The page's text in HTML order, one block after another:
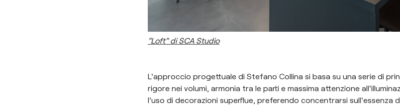
"Loft" di SCA Studio
L'approccio progettuale di Stefano Collina si basa su una serie di
rigore nei volumi, armonia tra le parti e massima attenzione
l'uso di decorazioni superflue, preferendo concentrarsi sull'essenza